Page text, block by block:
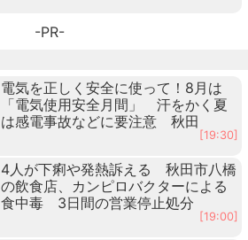
-PR-
電気を正しく安全に使って！8月は
「電気使用安全月間」 汗をかく夏
は感電事故などに要注意 秋田
[19:30]
4人が下痢や発熱訴える 秋田市八橋
の飲食店、カンピロバクターによる
食中毒 3日間の営業停止処分
[19:00]